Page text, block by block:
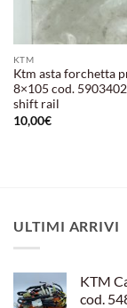
KTM
Ktm asta forchetta
8×105 cod.
shift rail
10,00€
ULTIMI ARRIVI
KTM
cod.